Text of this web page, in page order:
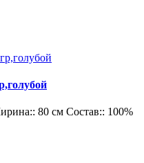
80 см Состав:: 100%